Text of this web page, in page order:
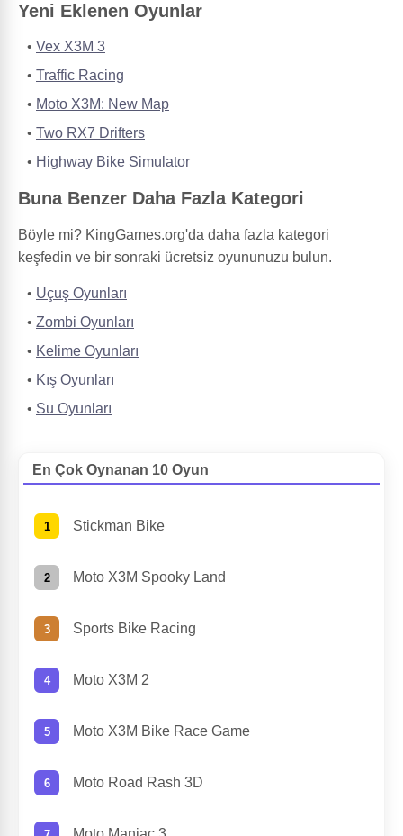
Yeni Eklenen Oyunlar
Vex X3M 3
Traffic Racing
Moto X3M: New Map
Two RX7 Drifters
Highway Bike Simulator
Buna Benzer Daha Fazla Kategori
Böyle mi? KingGames.org'da daha fazla kategori
keşfedin ve bir sonraki ücretsiz oyununuzu bulun.
Uçuş Oyunları
Zombi Oyunları
Kelime Oyunları
Kış Oyunları
Su Oyunları
En Çok Oynanan 10 Oyun
Stickman Bike
Moto X3M Spooky Land
Sports Bike Racing
Moto X3M 2
Moto X3M Bike Race Game
Moto Road Rash 3D